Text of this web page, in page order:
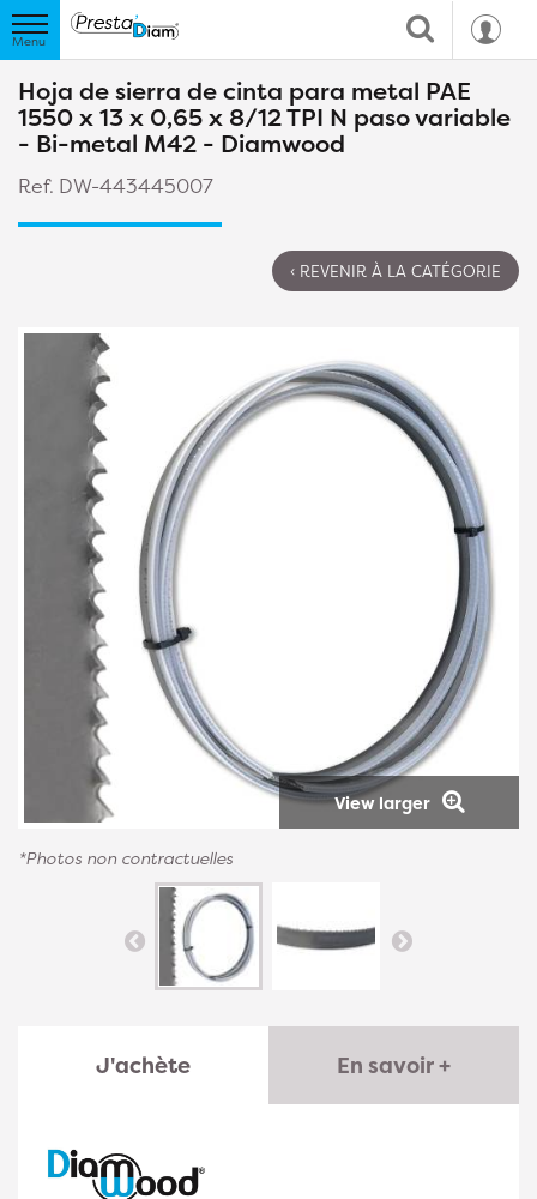
Hoja de sierra de cinta para metal PAE
1550 x 13 x 0,65 x 8/12 TPI N paso variable
- Bi-metal M42 - Diamwood
Ref. DW-443445007
‹ REVENIR À LA CATÉGORIE
View larger
*Photos non contractuelles
J'achète En savoir +